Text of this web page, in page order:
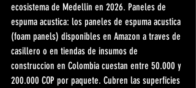
ecosistema de Medellin en 2026. Paneles de
espuma acustica: los paneles de espuma acustica
(foam panels) disponibles en Amazon a traves de
casillero o en tiendas de insumos de
construccion en Colombia cuestan entre 50.000 y
200.000 COP por paquete. Cubren las superficies